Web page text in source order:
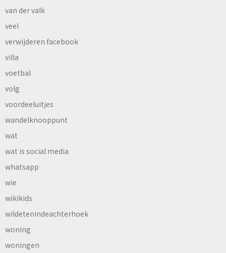
van der valk
veel
verwijderen facebook
villa
voetbal
volg
voordeeluitjes
wandelknooppunt
wat
wat is social media
whatsapp
wie
wikikids
wildetenindeachterhoek
woning
woningen